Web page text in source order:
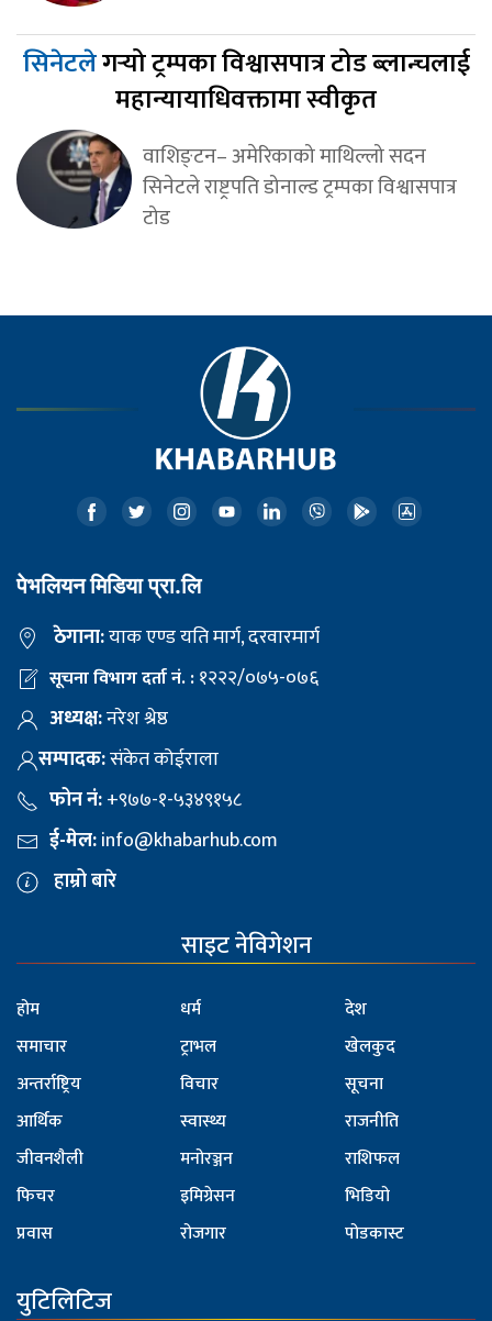
सिनेटलेगर्‍यो ट्रम्पका विश्वासपात्र टोड ब्लान्चलाई
महान्यायाधिवक्तामा स्वीकृत
वाशिङ्टन– अमेरिकाको माथिल्लो सदन
सिनेटले राष्ट्रपति डोनाल्ड ट्रम्पका विश्वासपात्र
टोड
पेभलियन मिडिया प्रा.लि
ठेगाना:याक एण्ड यति मार्ग, दरवारमार्ग
सूचना विभाग दर्ता नं. :१२२२/०७५-०७६
अध्यक्ष:नरेश श्रेष्ठ
सम्पादक:संकेत कोईराला
फोन नं:+९७७-१-५३४९१५८
ई-मेल:info@khabarhub.com
हाम्रो बारे
साइट नेविगेशन
होम
समाचार
अन्तर्राष्ट्रिय
आर्थिक
जीवनशैली
फिचर
प्रवास
धर्म
ट्राभल
विचार
स्वास्थ्य
मनोरञ्जन
इमिग्रेसन
रोजगार
देश
खेलकुद
सूचना
राजनीति
राशिफल
भिडियो
पोडकास्ट
युटिलिटिज